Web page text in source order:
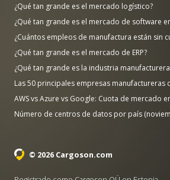
¿Qué tan grande es el mercado logístico?
¿Qué tan grande es el mercado de software
¿Cuántos empleos de manufactura están sin
¿Qué tan grande es el mercado de ERP?
¿Qué tan grande es la industria
Las 50 principales empresas
AWS vs Azure vs Google: Cuota de mercado
Número de centros de datos por país
© 2026 Cargoson.com